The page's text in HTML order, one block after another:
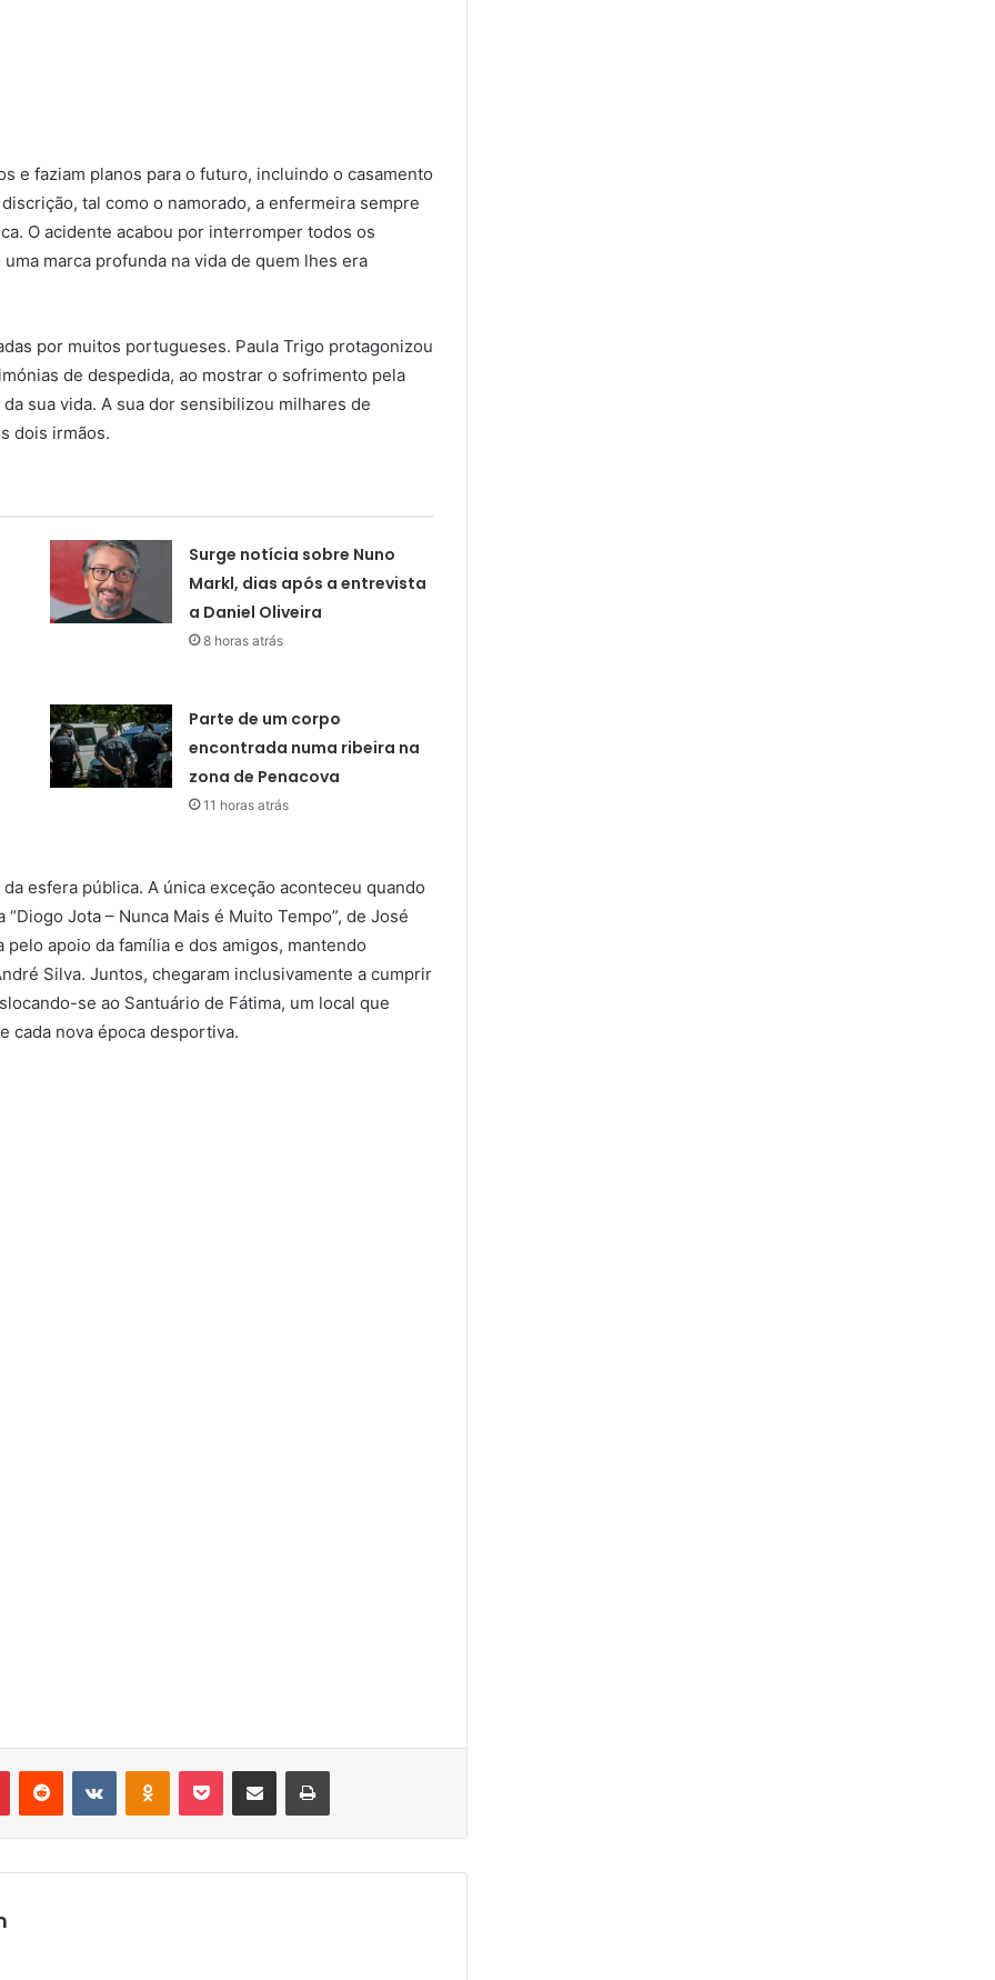
e faziam planos para o futuro, incluindo o casamento
tal como o namorado, a enfermeira sempre
O acidente acabou por interromper todos os
marca profunda na vida de quem lhes era
por muitos portugueses. Paula Trigo protagonizou
de despedida, ao mostrar o sofrimento pela
sua vida. A sua dor sensibilizou milhares de
dois irmãos.
Surge notícia sobre Nuno
Markl, dias após a entrevista
a Daniel Oliveira
8 horas atrás
Parte de um corpo
encontrada numa ribeira na
zona de Penacova
11 horas atrás
esfera pública. A única exceção aconteceu quando
Jota – Nunca Mais é Muito Tempo”, de José
apoio da família e dos amigos, mantendo
Silva. Juntos, chegaram inclusivamente a cumprir
se ao Santuário de Fátima, um local que
cada nova época desportiva.
PinterestReddit VK OK Pocket Compartilhar via e-mail Imprimir